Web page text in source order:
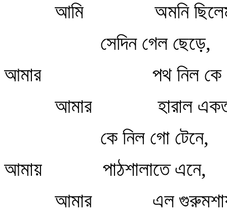
আমি
অমনি
সেদিন গেল ছেড়ে,
আমার
পথ নিল কে
আমার
হারাল
কে নিল গো টেনে,
আমায়
পাঠশালাতে এনে,
আমার
এল